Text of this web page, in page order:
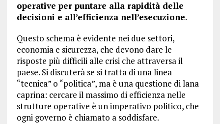
operative per puntare alla rapidità delle
decisioni e all’efficienza nell’esecuzione.
Questo schema è evidente nei due settori,
economia e sicurezza, che devono dare le
risposte più difficili alle crisi che attraversa il
paese. Si discuterà se si tratta di una linea
“tecnica” o “politica”, ma è una questione di lana
caprina: cercare il massimo di efficienza nelle
strutture operative è un imperativo politico, che
ogni governo è chiamato a soddisfare.